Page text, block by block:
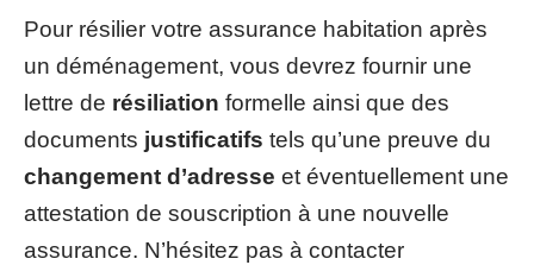
Pour résilier votre assurance habitation après
un déménagement, vous devrez fournir une
lettre de résiliation formelle ainsi que des
documents justificatifs tels qu’une preuve du
changement d’adresse et éventuellement une
attestation de souscription à une nouvelle
assurance. N’hésitez pas à contacter